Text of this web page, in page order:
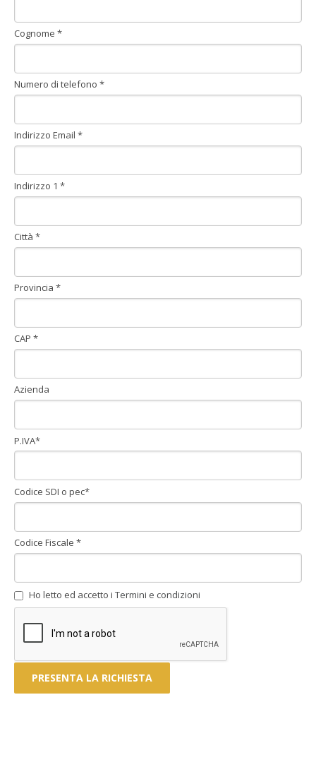
Cognome *
Numero di telefono *
Indirizzo Email *
Indirizzo 1 *
Città *
Provincia *
CAP *
Azienda
P.IVA*
Codice SDI o pec*
Codice Fiscale *
Ho letto ed accetto i Termini e condizioni